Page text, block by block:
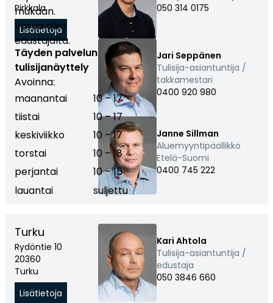
mukaan.
Varaa aika
edustajalta.
Pirkkala
Lisätietoja
Täyden palvelun
tulisijanäyttely
Avoinna:
maanantai
10 – 17
tiistai
10 – 17
keskiviikko
10 – 17
torstai
10 – 18
perjantai
10 – 15
lauantai
suljettu
050 314 0175
Jari Seppänen
Tulisija-asiantuntija /
takkamestari
0400 920 980
Janne Sillman
Aluemyyntipäällikkö
Etelä-Suomi
0400 745 222
Turku
Rydöntie 10
20360
Turku
Lisätietoja
Kari Ahtola
Tulisija-asiantuntija /
edustaja
050 3846 660